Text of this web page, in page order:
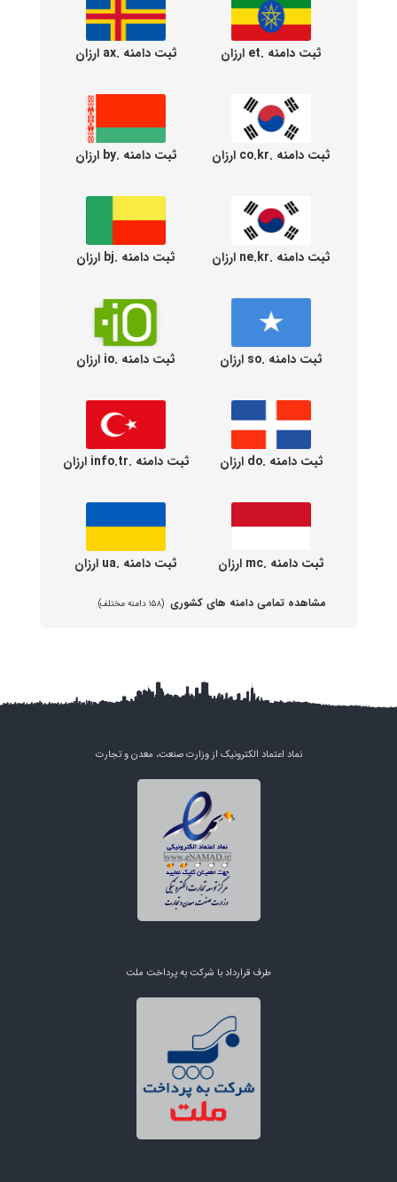
ثبت دامنه .et ارزان ثبت دامنه .ax ارزان
ثبت دامنه .co.kr ارزان ثبت دامنه .by ارزان
ثبت دامنه .ne.kr ارزان ثبت دامنه .bj ارزان
ثبت دامنه .so ارزان ثبت دامنه .io ارزان
ثبت دامنه .do ارزان ثبت دامنه .info.tr ارزان
ثبت دامنه .mc ارزان ثبت دامنه .ua ارزان
مشاهده تمامی دامنه های کشوری (۱۵۸ دامنه مختلف)
نماد اعتماد الکترونیک از وزارت صنعت، معدن و تجارت
طرف قرارداد با شرکت به پرداخت ملت